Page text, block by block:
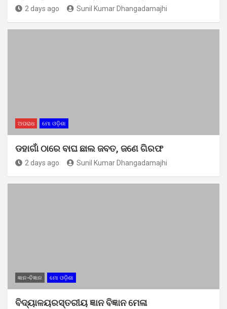
2 days ago Sunil Kumar Dhangadamajhi
ଅପରାଧ ମୋ ଓଡ଼ିଶା
ଡହାଗାଁ ଠାରେ ବାଘ ଛାଲ ଜବତ, ଜଣେ ଗିରଫ
2 days ago Sunil Kumar Dhangadamajhi
ଜ୍ଞାନ-ବିଜ୍ଞାନ ମୋ ଓଡ଼ିଶା
ବିଦ୍ୟାଳୟରସ୍ତରୀୟ ଜ୍ଞାନ ବିଜ୍ଞାନ ମେଳା